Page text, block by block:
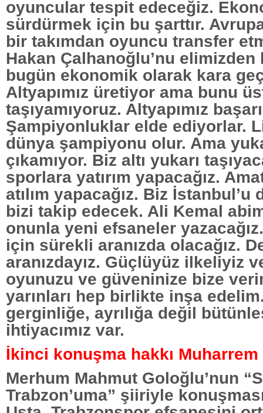
oyuncular tespit edeceğiz.
sürdürmek için bu şarttır.
bir takımdan oyuncu transfer
Hakan Çalhanoğlu’nu elimizden
bugün ekonomik olarak kara
Altyapımız üretiyor ama bunu
taşıyamıyoruz. Altyapımız
Şampiyonluklar elde ediyorlar.
dünya şampiyonu olur. Ama
çıkamıyor. Biz altı yukarı
sporlara yatırım yapacağız.
atılım yapacağız. Biz
bizi takip edecek. Ali Kemal
onunla yeni efsaneler
için sürekli aranızda olacağız.
aranızdayız. Güçlüyüz ilkeliyiz
oyunuzu ve güveninize bize
yarınları hep birlikte inşa
gerginliğe, ayrılığa değil
ihtiyacımız var.
İkinci konuşma hakkı
Merhum Mahmut Goloğlu’nun
Trabzon’uma” şiiriyle